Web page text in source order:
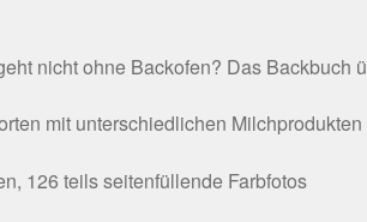
nicht ohne Backofen? Das Backbuch
mit unterschiedlichen
126 teils seitenfüllende Farbfotos